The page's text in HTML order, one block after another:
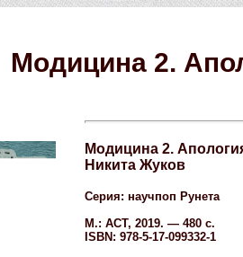
Модицина 2.
Модицина 2.
Никита Жуков
Серия: научпоп Рунета
М.: АСТ, 2019. — 480 с.
ISBN: 978-5-17-099332-1